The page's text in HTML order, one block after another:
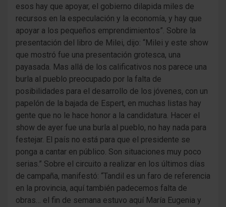
esos hay que apoyar, el gobierno dilapida miles de
recursos en la especulación y la economía, y hay que
apoyar a los pequeños emprendimientos”. Sobre la
presentación del libro de Milei, dijo: “Milei y este show
que mostró fue una presentación grotesca, una
payasada. Mas allá de los calificativos nos parece una
burla al pueblo preocupado por la falta de
posibilidades para el desarrollo de los jóvenes, con un
papelón de la bajada de Espert, en muchas listas hay
gente que no le hace honor a la candidatura. Hacer el
show de ayer fue una burla al pueblo, no hay nada para
festejar. El país no está para que el presidente se
ponga a cantar en público. Son situaciones muy poco
serias.” Sobre el circuito a realizar en los últimos días
de campaña, manifestó: “Tandil es un faro de referencia
en la provincia, aquí también padecemos falta de
obras… el fin de semana estuvo aquí María Eugenia y